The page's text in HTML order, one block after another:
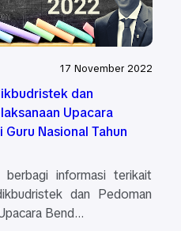
17 November 2022
dan
Upacara
Guru Nasional Tahun
informasi terikait
dan Pedoman
Bend…